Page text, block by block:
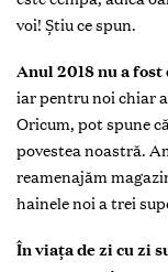
voi! Ştiu ce spun.
Anul 2018 nu a fost
iar pentru noi chiar
Oricum, pot spune
povestea noastră.
reamenajăm
hainele noi a trei
În viaţa de zi cu zi